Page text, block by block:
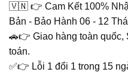
🇻🇳 👉 Cam Kết 100%
Bản - Bảo Hành 06 - 12
🚗👉 Giao hàng toàn quốc,
toán.
✅👉 Lỗi 1 đổi 1 trong 15